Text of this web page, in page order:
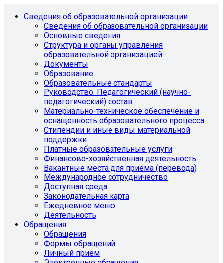
Сведения об образовательной организации
Сведения об образовательной организации
Основные сведения
Структура и органы управления
образовательной организацией
Документы
Образование
Образовательные стандарты
Руководство. Педагогический (научно-
педагогический) состав
Материально-техническое обеспечение и
оснащенность образовательного процесса
Стипендии и иные виды материальной
поддержки
Платные образовательные услуги
Финансово-хозяйственная деятельность
Вакантные места для приема (перевода)
Международное сотрудничество
Доступная среда
Законодательная карта
Ежедневное меню
Деятельность
Обращения
Обращения
Формы обращений
Личный прием